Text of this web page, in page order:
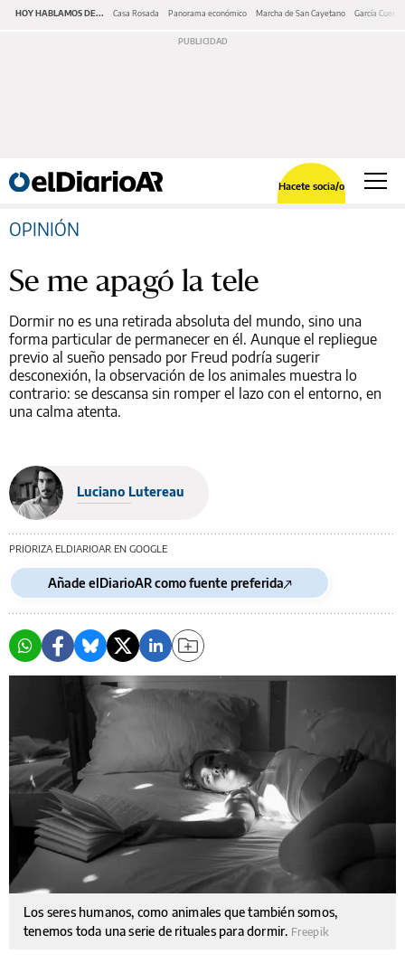
HOY HABLAMOS DE... Casa Rosada Panorama económico Marcha de San Cayetano García Cuerva
Hacete socia/o
OPINIÓN
Se me apagó la tele
Dormir no es una retirada absoluta del mundo, sino una
forma particular de permanecer en él. Aunque el repliegue
previo al sueño pensado por Freud podría sugerir
desconexión, la observación de los animales muestra lo
contrario: se descansa sin romper el lazo con el entorno, en
una calma atenta.
Luciano Lutereau
PRIORIZA ELDIARIOAR EN GOOGLE
Añade elDiarioAR como fuente preferida
Los seres humanos, como animales que también somos,
tenemos toda una serie de rituales para dormir. Freepik